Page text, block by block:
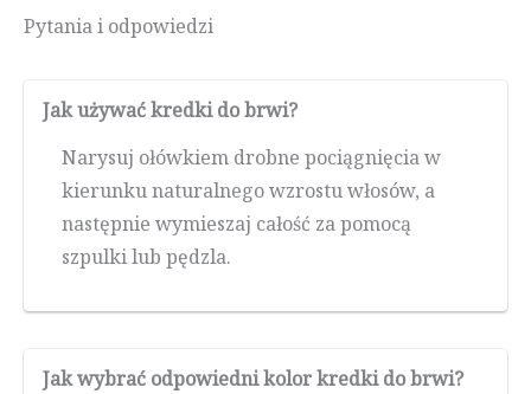
Pytania i odpowiedzi
Jak używać kredki do brwi?
Narysuj ołówkiem drobne pociągnięcia w
kierunku naturalnego wzrostu włosów, a
następnie wymieszaj całość za pomocą
szpulki lub pędzla.
Jak wybrać odpowiedni kolor kredki do brwi?